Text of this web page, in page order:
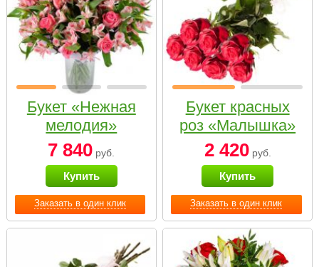
Заказать в один клик
Букет «Нежная
мелодия»
7 840 руб.
Купить
Заказать в один клик
Букет красных
роз «Малышка»
2 420руб.
Купить